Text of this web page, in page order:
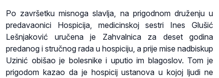
Po završetku misnoga slavlja, na prigodnom druženju u
predavaonici Hospicija, medicinskoj sestri Ines Glušić
Lešnjaković uručena je Zahvalnica za deset godina
predanog i stručnog rada u hospiciju, a prije mise nadbiskup
Uzinić obišao je bolesnike i uputio im blagoslov. Tom je
prigodom kazao da je hospicij ustanova u kojoj ljudi ne